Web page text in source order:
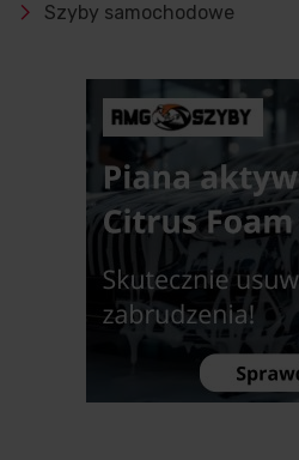
Szyby samochodowe